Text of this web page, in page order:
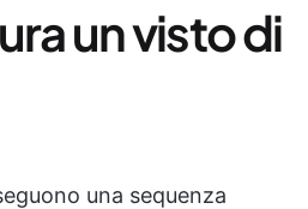
un visto di
una sequenza